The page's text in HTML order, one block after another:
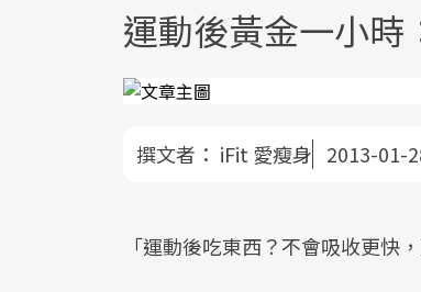
運動後黃金一小時
撰文者： iFit 愛瘦身 2013-01-
「運動後吃東西？不會吸收更快